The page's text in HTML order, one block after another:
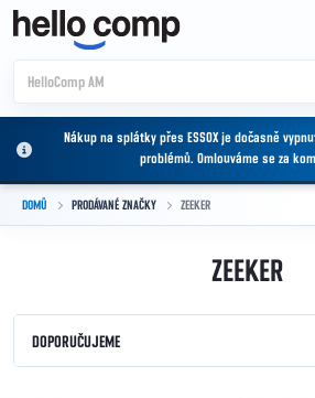
Přejít na obsah
Nákup na splátky přes ESSOX je dočasně
problémů. Omlouváme se za
DOMŮ PRODÁVANÉ ZNAČKY ZEEKER
ZEEKER
Řazení produktů
DOPORUČUJEME